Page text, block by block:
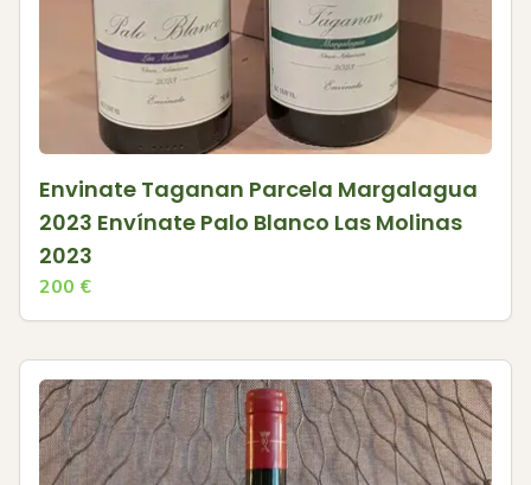
Envinate Taganan Parcela Margalagua
2023 Envínate Palo Blanco Las Molinas
2023
200 €